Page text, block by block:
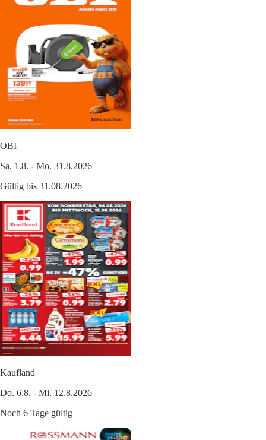
OBI
Sa. 1.8. - Mo. 31.8.2026
Gültig bis 31.08.2026
Kaufland
Do. 6.8. - Mi. 12.8.2026
Noch 6 Tage gültig